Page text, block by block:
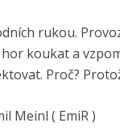
rukou.
koukat a
Proč?
Meinl ( EmiR )